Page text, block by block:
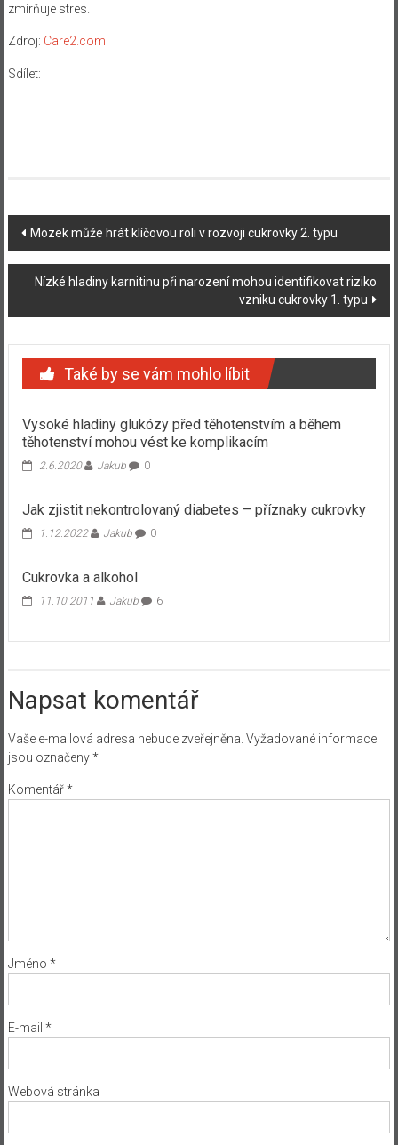
zmírňuje stres.
Zdroj: Care2.com
Sdílet:
Navigace
příspěvku
Mozek může hrát klíčovou roli v rozvoji cukrovky 2. typu
Nízké hladiny karnitinu při narození mohou identifikovat riziko
vzniku cukrovky 1. typu
Také by se vám mohlo líbit
Vysoké hladiny glukózy před těhotenstvím a během
těhotenství mohou vést ke komplikacím
2.6.2020 Jakub 0
Jak zjistit nekontrolovaný diabetes – příznaky cukrovky
1.12.2022 Jakub 0
Cukrovka a alkohol
11.10.2011 Jakub 6
Napsat komentář
Vaše e-mailová adresa nebude zveřejněna. Vyžadované informace
jsou označeny*
Komentář*
Jméno *
E-mail *
Webová stránka